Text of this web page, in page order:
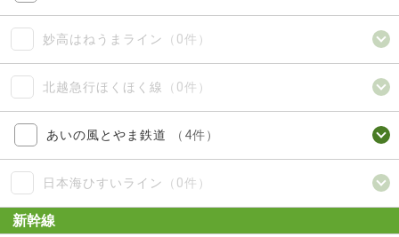
妙高はねうまライン （0件）
北越急行ほくほく線 （0件）
あいの風とやま鉄道 （4件）
日本海ひすいライン （0件）
新幹線